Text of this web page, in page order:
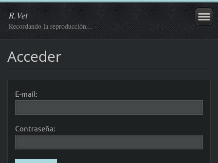
R.Vet
Recordando la reproducción...
Acceder
E-mail:
Contraseña: